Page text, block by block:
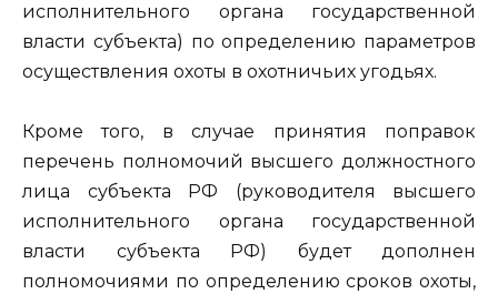
исполнительного органа государственной
власти субъекта) по определению параметров
осуществления охоты в охотничьих угодьях.
Кроме того, в случае принятия поправок
перечень полномочий высшего должностного
лица субъекта РФ (руководителя высшего
исполнительного органа государственной
власти субъекта РФ) будет дополнен
полномочиями по определению сроков охоты,